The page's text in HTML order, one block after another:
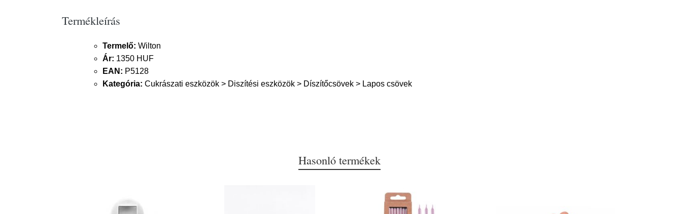
Termékleírás
Termelő: Wilton
Ár: 1350 HUF
EAN: P5128
Kategória: Cukrászati eszközök > Diszítési eszközök > Díszítőcsövek > Lapos csövek
Hasonló termékek